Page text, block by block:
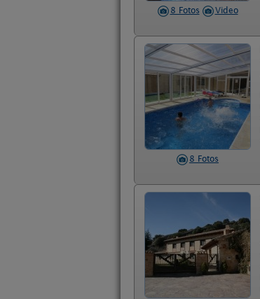
8 Fotos Video
8 Fotos